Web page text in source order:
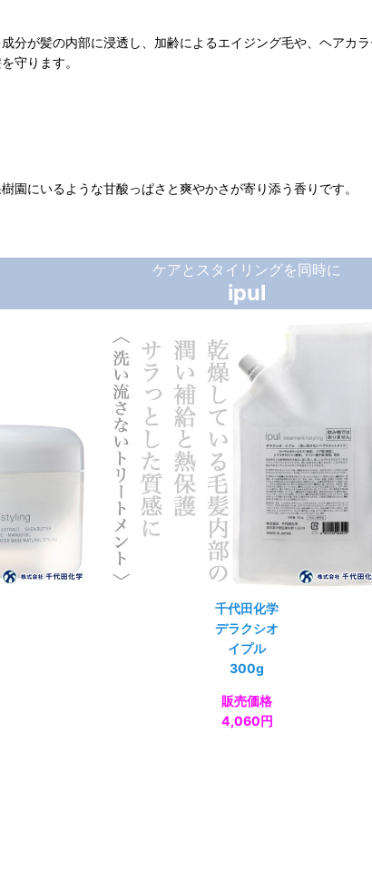
分が髪の内部に浸透し、加齢によるエイジング毛や、ヘアカ
守ります。
園にいるような甘酸っぱさと爽やかさが寄り添う香りです。
ケアとスタイリングを同時に
ipul
千代田化学
デラクシオ
イプル
300g
販売価格
4,060円